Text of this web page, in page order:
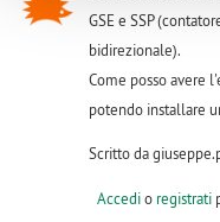
GSE e SSP
bidirezionale).
Come posso avere
potendo installare
Scritto da
Accedio registrati